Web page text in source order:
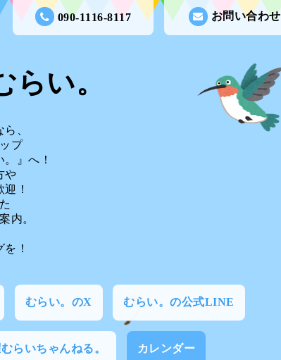
お問い合わせ
090-1116-8117
らい。
、
プ
』へ！
や
！
内。
！
むらい。のX むらい。の公式LINE
らいちゃんねる。 カレンダー